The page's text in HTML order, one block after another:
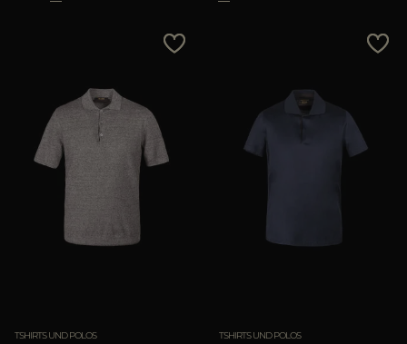
TSHIRTS UND POLOS TSHIRTS UND POLOS